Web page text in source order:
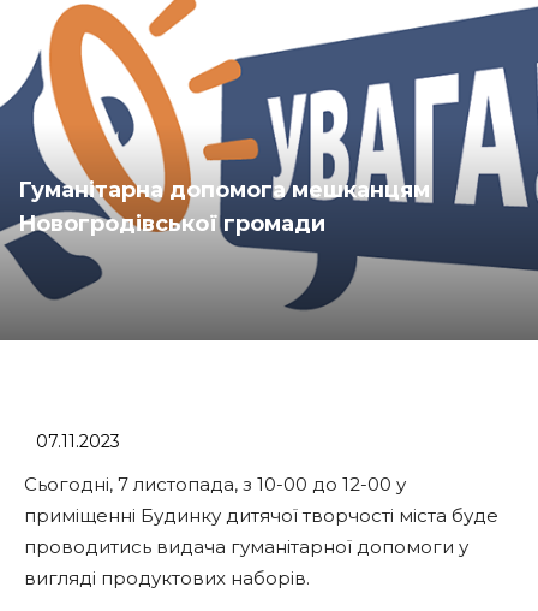
Гуманітарна допомога мешканцям
Новогродівської громади
07.11.2023
Сьогодні, 7 листопада, з 10-00 до 12-00 у
приміщенні Будинку дитячої творчості міста буде
проводитись видача гуманітарної допомоги у
вигляді продуктових наборів.